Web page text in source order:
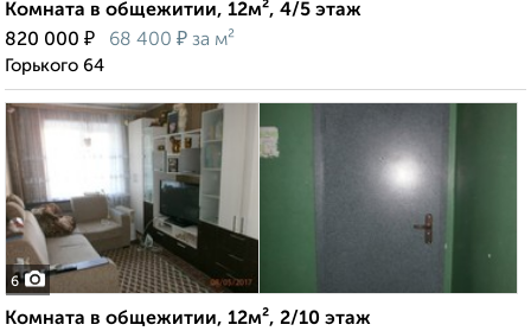
Комната в общежитии, 12м², 4/5 этаж
820 000 ₽ 68 400 ₽ за м²
Горького 64
6
Комната в общежитии, 12м², 2/10 этаж